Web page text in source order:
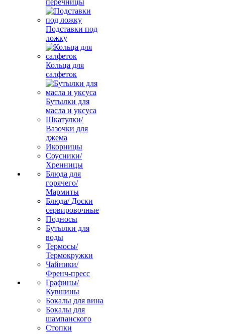
перечницы
Подставки под
ложку
Кольца для
салфеток
Бутылки для
масла и уксуса
Шкатулки/
Вазочки для
джема
Икорницы
Соусники/
Хренницы
Блюда для
горячего/
Мармиты
Блюда/ Доски
сервировочные
Подносы
Бутылки для
воды
Термосы/
Термокружки
Чайники/
Френч-пресс
Графины/
Кувшины
Бокалы для вина
Бокалы для
шампанского
Стопки